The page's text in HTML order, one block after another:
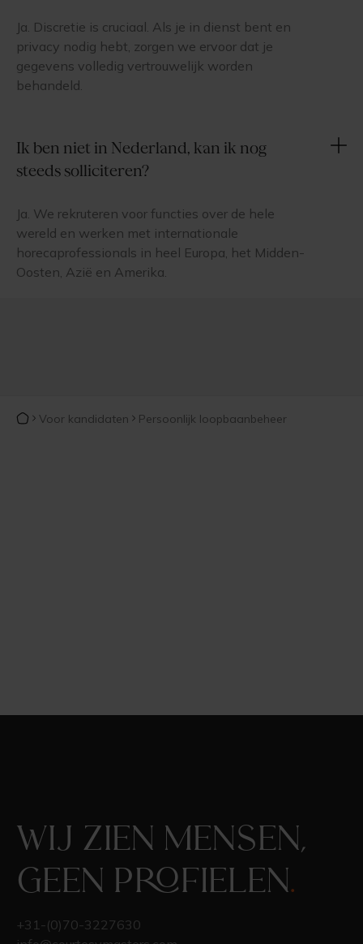
Ja. Discretie is cruciaal. Als je in dienst bent en
privacy nodig hebt, zorgen we ervoor dat je
gegevens volledig vertrouwelijk worden
behandeld.
Ik ben niet in Nederland, kan ik nog
steeds solliciteren?
Ja. We rekruteren voor functies over de hele
wereld en werken met internationale
horecaprofessionals in heel Europa, het Midden-
Oosten, Azië en Amerika.
Voor kandidaten Persoonlijk loopbaanbeheer
Wij zien mensen,
geen profielen.
+31-(0)70-3227630